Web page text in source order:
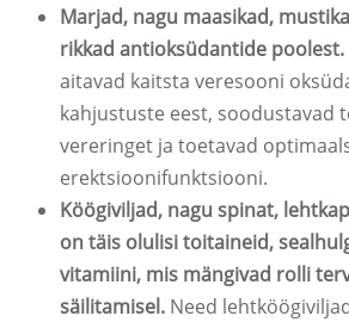
Marjad, nagu maasikad,
rikkad antioksüdantide poolest.
aitavad kaitsta veresooni
kahjustuste eest, soodustavad
vereringet ja toetavad
erektsioonifunktsiooni.
Köögiviljad, nagu spinat,
on täis olulisi toitaineid,
vitamiini, mis mängivad rolli
säilitamisel. Need